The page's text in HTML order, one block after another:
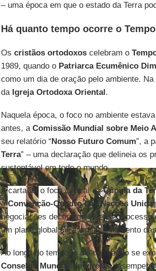
– uma época em que o estado da Terra
Há quanto tempo ocorre o
Os cristãos ortodoxoscelebram o
1989, quando o Patriarca Ecumênico
como um dia de oração pelo ambiente.
da Igreja Ortodoxa Oriental.
Naquela época, o foco no ambiente
antes, a Comissão Mundial sobre Meio
seu relatório “Nosso Futuro Comum”, a
Terra” – uma declaração que delineia os
sustentável em todo o mundo.
A carta foi o foco central daCúpula da
aConvenção-Quadro das Nações
negociações decorrentes desse processo
um plano global para limitar o aumento
Ao longo do tempo, o dia de oração se
Conselho Mundial de Igrejas